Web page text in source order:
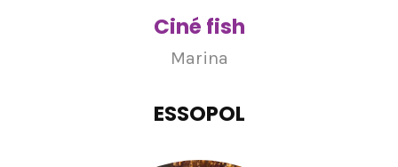
Ciné fish
Marina
ESSOPOL